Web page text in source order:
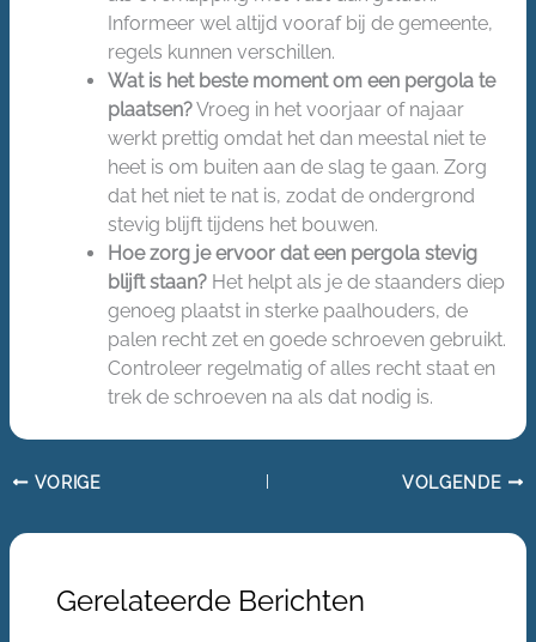
Informeer wel altijd vooraf bij de gemeente,
regels kunnen verschillen.
Wat is het beste moment om een pergola te
plaatsen?Vroeg in het voorjaar of najaar
werkt prettig omdat het dan meestal niet te
heet is om buiten aan de slag te gaan. Zorg
dat het niet te nat is, zodat de ondergrond
stevig blijft tijdens het bouwen.
Hoe zorg je ervoor dat een pergola stevig
blijft staan? Het helpt als je de staanders diep
genoeg plaatst in sterke paalhouders, de
palen recht zet en goede schroeven gebruikt.
Controleer regelmatig of alles recht staat en
trek de schroeven na als dat nodig is.
VORIGE VOLGENDE
Gerelateerde Berichten